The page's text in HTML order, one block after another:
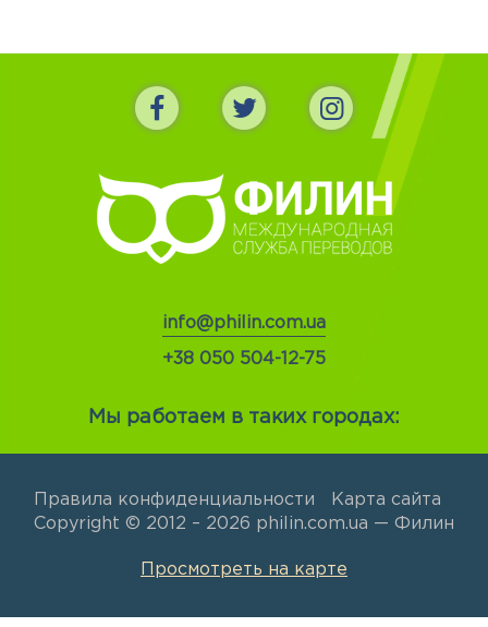
info@philin.com.ua
+38 050 504-12-75
Мы работаем в таких городах:
Правила конфиденциальности
Карта сайта
Copyright © 2012 – 2026 philin.com.ua — Филин
Просмотреть на карте